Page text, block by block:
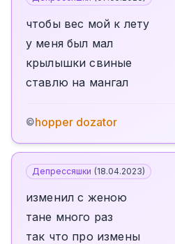
чтобы вес мой к лету
у меня был мал
крылышки свиные
ставлю на мангал
©hopper dozator
Депрессяшки (18.04.2023)
изменил с женою
тане много раз
так что про измены